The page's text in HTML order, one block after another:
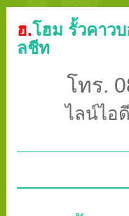
ฮ.โฮม รั้วคาว
ลชีท
โทร.
ไลน์ไอดี